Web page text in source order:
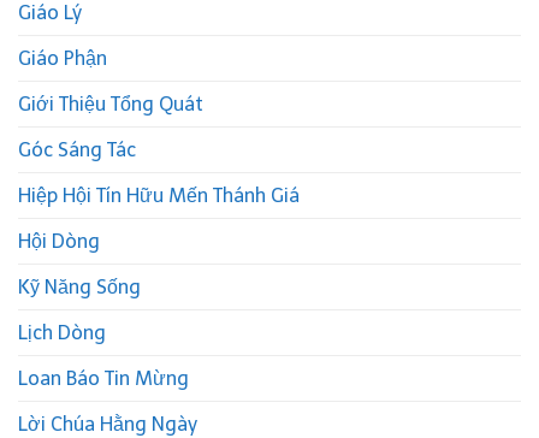
Giáo Lý
Giáo Phận
Giới Thiệu Tổng Quát
Góc Sáng Tác
Hiệp Hội Tín Hữu Mến Thánh Giá
Hội Dòng
Kỹ Năng Sống
Lịch Dòng
Loan Báo Tin Mừng
Lời Chúa Hằng Ngày